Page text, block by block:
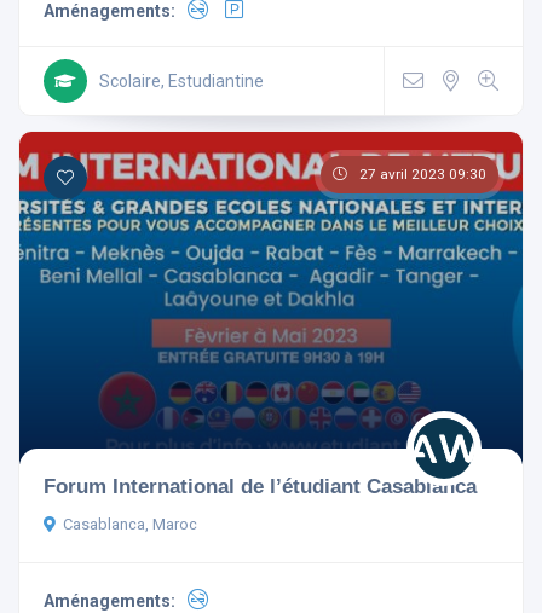
Aménagements:
Scolaire, Estudiantine
27 avril 2023 09:30
Forum International de l’étudiant Casablanca
Casablanca, Maroc
Aménagements: